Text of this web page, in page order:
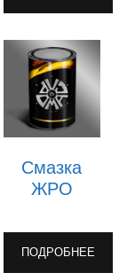
Смазка
ЖРО
ПОДРОБНЕЕ